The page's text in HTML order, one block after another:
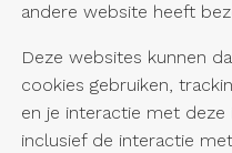
andere website heeft
Deze websites kunnen
cookies gebruiken,
en je interactie met
inclusief de interactie